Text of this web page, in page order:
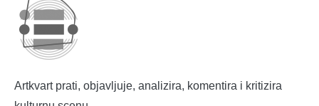
Artkvart prati, objavljuje, analizira, komentira i kritizira